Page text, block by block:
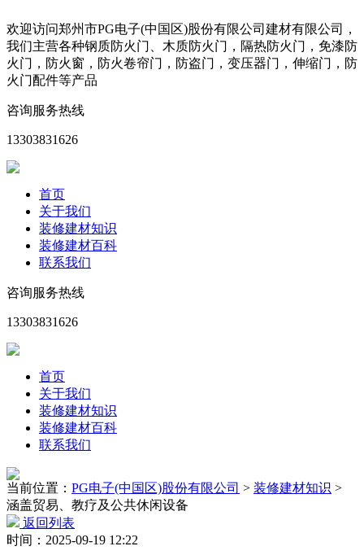
欢迎访问郑州市PG电子(中国区)股份有限公司建材有限公司，
我们主营各种钢质防火门、木质防火门，隔热防火门，免漆防
火门，防火窗，防火卷帘门，防盗门，变压器门，伸缩门，防
火门配件等产品
咨询服务热线
13303831626
首页
关于我们
装修建材知识
装修建材百科
联系我们
咨询服务热线
13303831626
首页
关于我们
装修建材知识
装修建材百科
联系我们
当前位置： PG电子(中国区)股份有限公司 > 装修建材知识 >
涵盖贸易、教疗及公共休闲设备
返回列表
时间：2025-09-19 12:22